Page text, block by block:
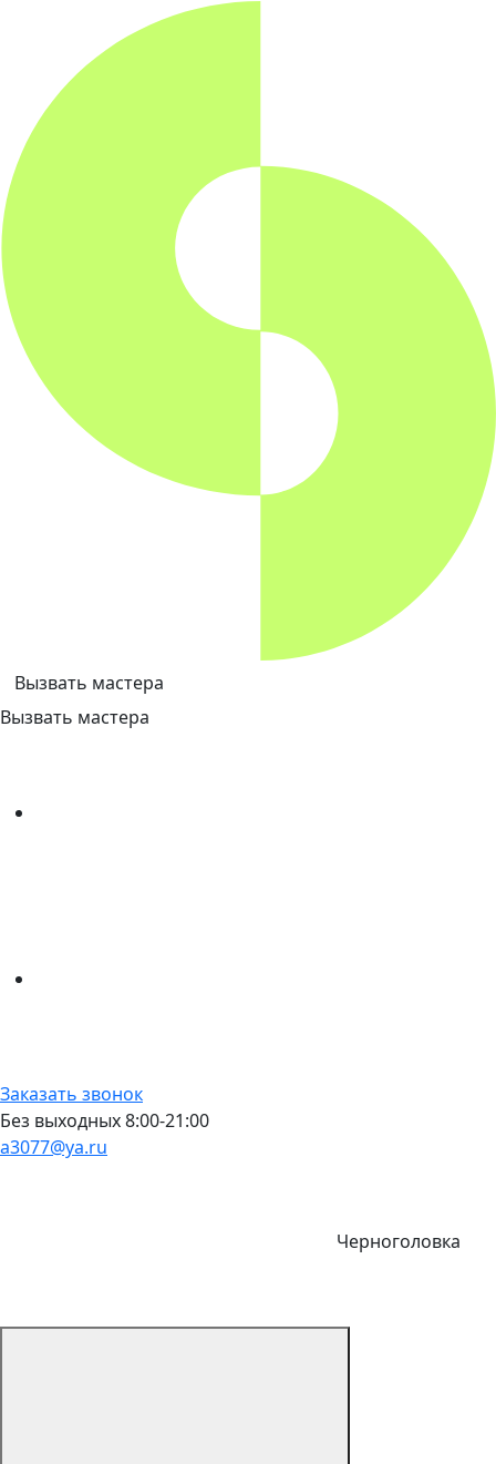
Вызвать мастера
Вызвать мастера
Заказать звонок
Без выходных 8:00-21:00
a3077@ya.ru
Черноголовка